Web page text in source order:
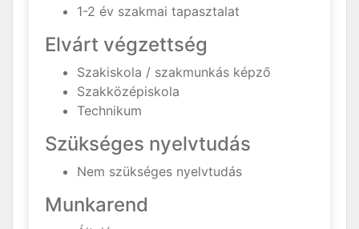
1-2 év szakmai tapasztalat
Elvárt végzettség
Szakiskola / szakmunkás képző
Szakközépiskola
Technikum
Szükséges nyelvtudás
Nem szükséges nyelvtudás
Munkarend